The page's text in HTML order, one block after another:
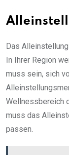
Das
In Ihrer Region
muss sein, sich
Wellnessbereich
muss das
passen.